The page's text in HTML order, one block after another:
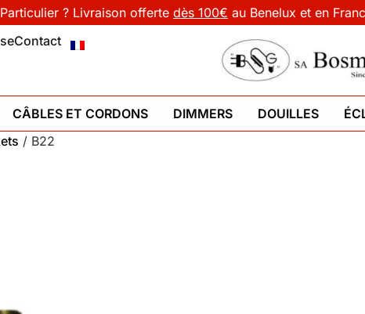
Particulier ? Livraison offerte dès 100€ au Benelux et en
Contact
CÂBLES ET CORDONS DIMMERS DOUILLES
/ B22